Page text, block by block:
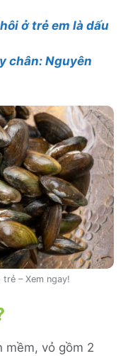
ở trẻ em là dấu
chân: Nguyên
– Xem ngay!
mềm, vỏ gồm 2